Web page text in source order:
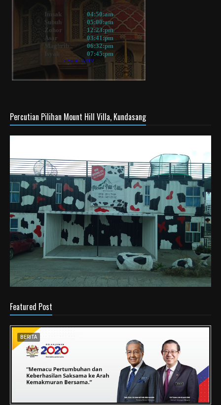
Percutian Pilihan Mount Hill Villa, Kundasang
Featured Post
BERITA